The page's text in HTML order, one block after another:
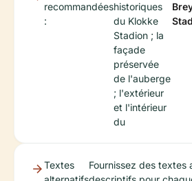
recommandées
:
historiques
du Klokke
Stadion ; la
façade
préservée
de l'auberge
; l'extérieur
et l'intérieur
du
Textes
Fournissez des textes